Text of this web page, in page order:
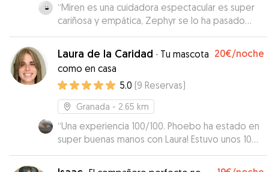
“Miren es una cuidadora espectacular es super
cariñosa y empática, Zephyr se lo ha pasado
muy bien con ella estaba muy feliz cuando lo
recogí. Aparte les toma unas fotos muy bonitas,
de verdad una excelente experiencia.”
Laura de la Caridad · Tu mascota
como en casa
20€/noche
5.0 (9 Reservas)
Granada - 2.65 km
“Una experiencia 100/100. Phoebo ha estado en
super buenas manos con Laura! Estuvo unos 10
días en el servicio de alojamiento y la
experiencia ha sido perfecta. Laura es un